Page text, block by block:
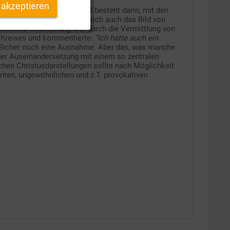
Aufgaben des RU besteht darin, mit den
machen. Nur so kann sich auch das Bild von
Orientierung u.a. durch die Vermittlung von
und kommentierte: "Ich hätte auch ein
noch eine Ausnahme. Aber das, was manche
Auseinandersetzung mit einem so zentralen
Christusdarstellungen sollte nach Möglichkeit
ungewöhnlichen und z.T. provokativen
Inaktiv
Inaktiv